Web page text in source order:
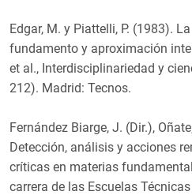
Edgar, M. y Piattelli, P. (1983).
fundamento y aproximación
et al., Interdisciplinariedad y
212). Madrid: Tecnos.
Fernández Biarge, J. (Dir.),
Detección, análisis y acciones
críticas en materias
carrera de las Escuelas